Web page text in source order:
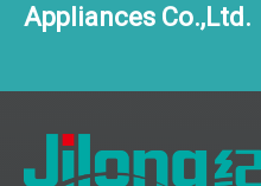
Appliances Co.,Ltd.